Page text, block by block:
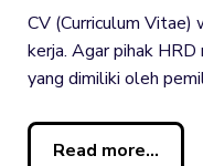
CV (Curriculum Vitae)
kerja. Agar pihak
yang dimiliki oleh
Read more...